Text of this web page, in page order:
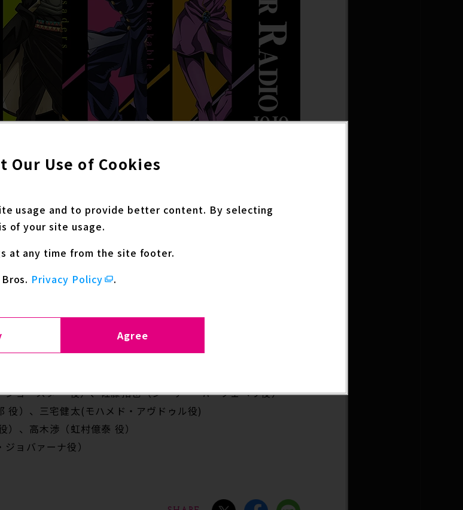
妙な冒険 The Animation Special Event ～ジョースター受け
んに決定！
ジョースター役）、上田燿司（ロバート・E・O・スピードワ
ョースター 役）、佐藤拓也（シーザー・A・ツェペリ役）
役）、三宅健太(モハメド・アヴドゥル役)
、高木渉（虹村億泰 役）
ョバァーナ役）
Our Use of Cookies
usage and to provide better content. By selecting
of your site usage.
at any time from the site footer.
Privacy Policy .
Agree